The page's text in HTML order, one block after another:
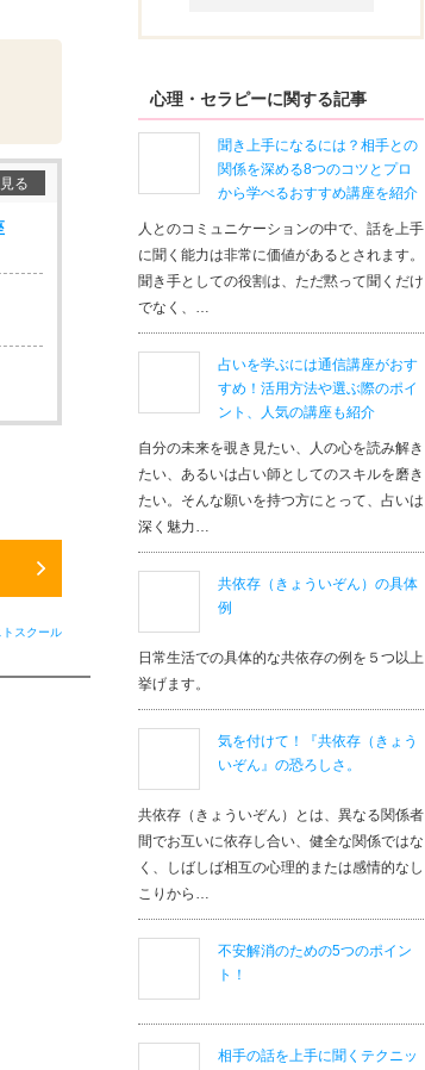
る
トスクール
心理・セラピーに関する記事
聞き上手になるには？相手との
関係を深める8つのコツとプロ
から学べるおすすめ講座を紹介
人とのコミュニケーションの中で、話を上手
に聞く能力は非常に価値があるとされます。
聞き手としての役割は、ただ黙って聞くだけ
でなく、…
占いを学ぶには通信講座がおす
すめ！活用方法や選ぶ際のポイ
ント、人気の講座も紹介
自分の未来を覗き見たい、人の心を読み解き
たい、あるいは占い師としてのスキルを磨き
たい。そんな願いを持つ方にとって、占いは
深く魅力…
共依存（きょういぞん）の具体
例
日常生活での具体的な共依存の例を５つ以上
挙げます。
気を付けて！『共依存（きょう
いぞん』の恐ろしさ。
共依存（きょういぞん）とは、異なる関係者
間でお互いに依存し合い、健全な関係ではな
く、しばしば相互の心理的または感情的なし
こりから…
不安解消のための5つのポイン
ト！
相手の話を上手に聞くテクニッ